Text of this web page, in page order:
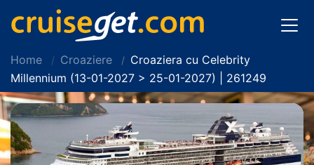
Home Croaziere
Croaziera cu Celebrity
Millennium (13-01-2027 > 25-01-2027) | 261249